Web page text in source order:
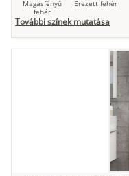
Magasfényű
fehér
Erezett fehér
További színek mutatása